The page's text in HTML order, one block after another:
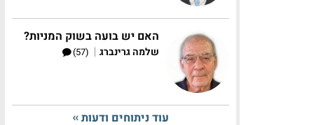
האם יש בועה בשוק המניות?
שלמה גרינברג |
(57)
עוד ניתוחים ודעות